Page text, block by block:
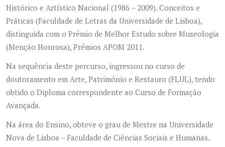
Histórico e Artístico Nacional (1986 – 2009). Conceitos e
Práticas (Faculdade de Letras da Universidade de Lisboa),
distinguida com o Prémio de Melhor Estudo sobre Museologia
(Menção Honrosa), Prémios APOM 2011.
Na sequência deste percurso, ingressou no curso de
doutoramento em Arte, Património e Restauro (FLUL), tendo
obtido o Diploma correspondente ao Curso de Formação
Avançada.
Na área do Ensino, obteve o grau de Mestre na Universidade
Nova de Lisboa – Faculdade de Ciências Sociais e Humanas.